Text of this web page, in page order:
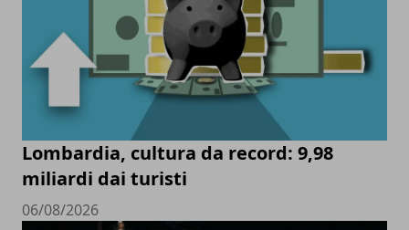
Lombardia, cultura da record: 9,98
miliardi dai turisti
06/08/2026